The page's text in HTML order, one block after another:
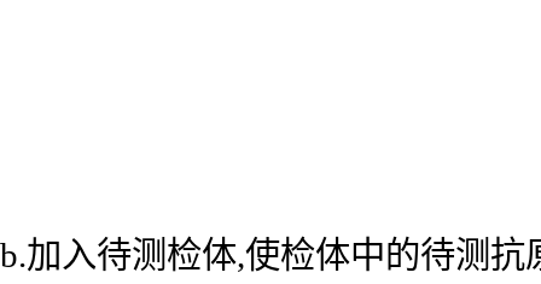
b.加入待测检体,使检体中的待测